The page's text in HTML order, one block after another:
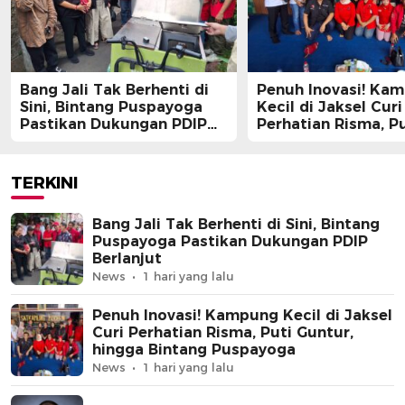
Bang Jali Tak Berhenti di
Sini, Bintang Puspayoga
Pastikan Dukungan PDIP
Penuh Inovasi!
Kecil di Jaksel Curi
Perhatian Risma,
TERKINI
Bang Jali Tak Berhenti di Sini, Bintang
Puspayoga Pastikan Dukungan PDIP
Berlanjut
News 1 hari yang lalu
Penuh Inovasi! Kampung Kecil di Jaksel
Curi Perhatian Risma, Puti Guntur,
hingga Bintang Puspayoga
News 1 hari yang lalu